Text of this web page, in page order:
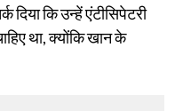
दिया कि उन्हें एंटीसिपेटरी
था, क्योंकि खान के